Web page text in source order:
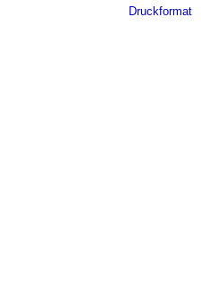
Druckformat